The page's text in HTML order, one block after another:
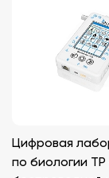
Цифровая
по биологии